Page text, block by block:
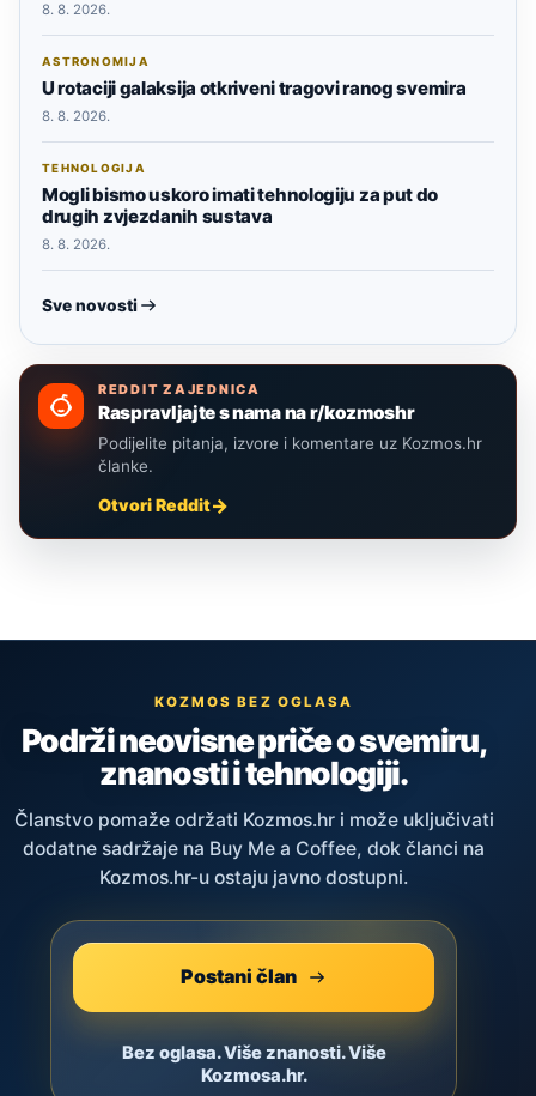
8. 8. 2026.
ASTRONOMIJA
U rotaciji galaksija otkriveni tragovi ranog svemira
8. 8. 2026.
TEHNOLOGIJA
Mogli bismo uskoro imati tehnologiju za put do
drugih zvjezdanih sustava
8. 8. 2026.
Sve novosti
REDDIT ZAJEDNICA
Raspravljajte s nama na r/kozmoshr
Podijelite pitanja, izvore i komentare uz Kozmos.hr
članke.
Otvori Reddit
KOZMOS BEZ OGLASA
Podrži neovisne priče o svemiru,
znanosti i tehnologiji.
Članstvo pomaže održati Kozmos.hr i može uključivati
dodatne sadržaje na Buy Me a Coffee, dok članci na
Kozmos.hr-u ostaju javno dostupni.
Postani član
Bez oglasa. Više znanosti. Više
Kozmosa.hr.